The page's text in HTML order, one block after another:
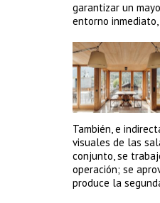
garantizar un
entorno
También, e
visuales de las
conjunto, se
operación; se
produce la